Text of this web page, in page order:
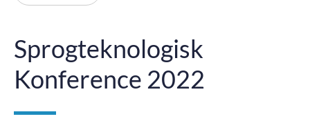
Sprogteknologisk
Konference 2022